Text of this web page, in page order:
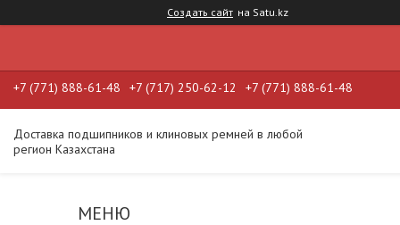
Создать сайт на Satu.kz
+7 (771) 888-61-48 +7 (717) 250-62-12 +7 (771) 888-61-48
Доставка подшипников и клиновых ремней в любой
регион Казахстана